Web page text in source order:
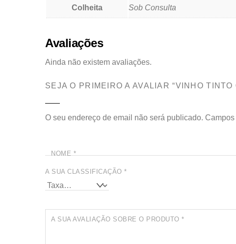
Colheita Sob Consulta
Avaliações
Ainda não existem avaliações.
SEJA O PRIMEIRO A AVALIAR “VINHO
O seu endereço de email não será publicado.
NOME *
A SUA CLASSIFICAÇÃO*
A SUA AVALIAÇÃO SOBRE O PRODUTO*